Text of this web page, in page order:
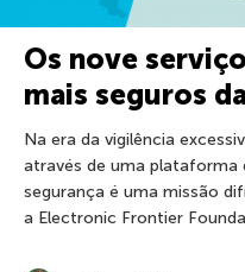
Os nove
mais seguros
Na era da vigilência
através de uma plataforma
segurança é uma missão
a Electronic Frontier